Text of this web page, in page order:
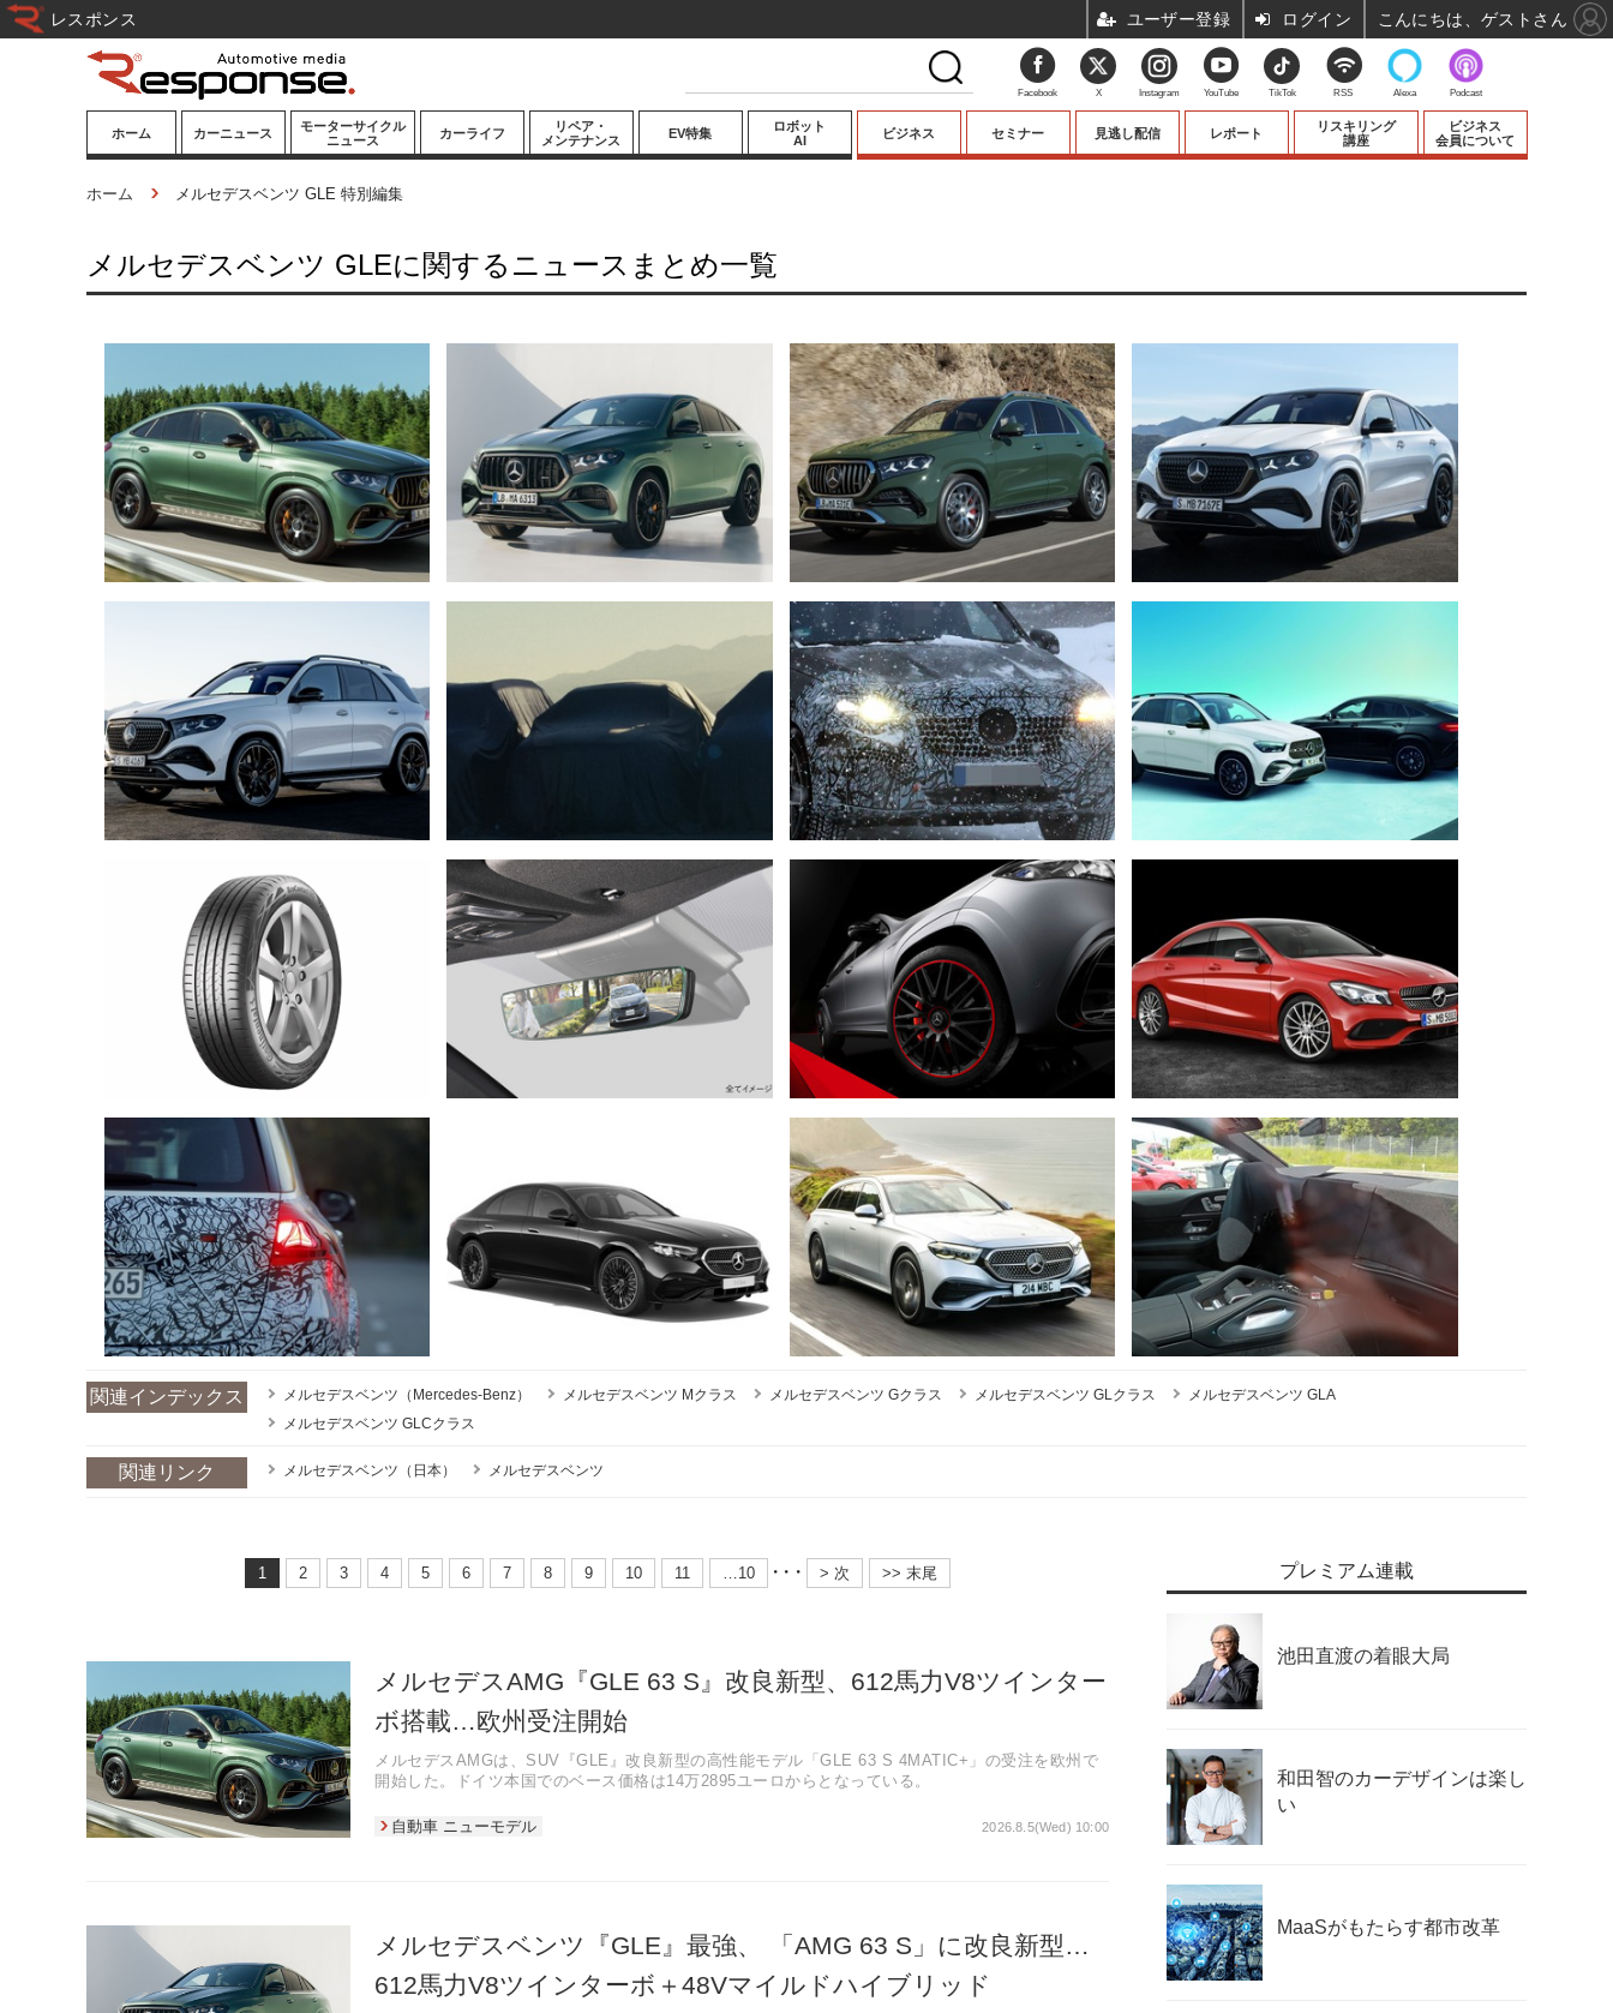
ホーム カーニュース
道路交通/社会
鉄道
航空
宇宙
モーターサイクル
ニュース
カーライフ
カーオーディオ
モータースポー
リペア・
メンテナンス
EV特集
ロボット
AI
ビジネス
キーパーソンイ
セミナー 見逃し配信 レポート
リスキリング
講座
ビジネス
会員について
ホーム メルセデスベンツ GLE 特別編集
メルセデスベンツ GLEに関するニュースまとめ一覧
関連インデックス メルセデスベンツ（Mercedes-Benz） メルセデスベンツ Mクラス メルセデスベンツ Gクラス メルセデスベンツ GLクラス
メルセデスベンツ GLA
メルセデスベンツ GLCクラス
関連リンク メルセデスベンツ（日本） メルセデスベンツ
1 2 3 4 5 6 7 8 9 10 11 …10 ・・・ > 次 >> 末尾
自動車 ニューモデル 2026.8.5(Wed) 10:00
メルセデスAMG『GLE 63 S』改良新型、612馬力V8ツインター
ボ搭載…欧州受注開始
メルセデスAMGは、SUV『GLE』改良新型の高性能モデル「GLE 63 S 4MATIC+」の受注を欧州で
開始した。ドイツ本国でのベース価格は14万2895ユーロからとなっている。
メルセデスベンツ『GLE』最強、 「AMG 63 S」に改良新型…
612馬力V8ツインターボ＋48Vマイルドハイブリッド
プレミアム連載
池田直渡の着眼大局
和田智のカーデザインは楽し
い
MaaSがもたらす都市改革
Facebook X Instagram YouTube TikTok RSS Alexa Podcast
レスポンス ユーザー登録 ログイン こんにちは、ゲストさん